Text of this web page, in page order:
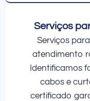
Serviços
Serviços
atendimento
Identificamos
cabos e
certificado